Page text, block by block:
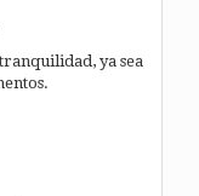
ya sea